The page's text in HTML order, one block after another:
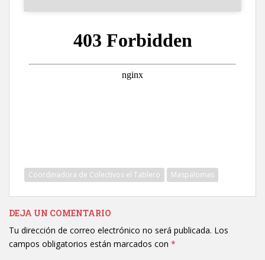
Coordinadora de Colectivos el Tablero Maspalomas
DEJA UN COMENTARIO
Tu dirección de correo electrónico no será publicada. Los
campos obligatorios están marcados con *